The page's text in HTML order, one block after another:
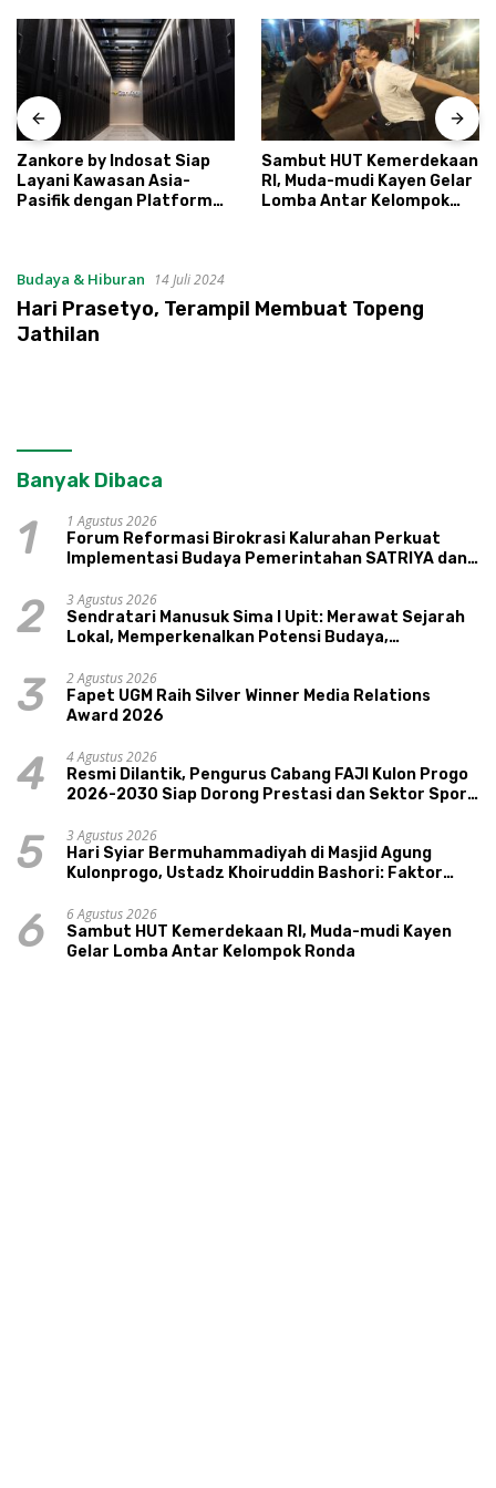
Zankore by Indosat Siap
Layani Kawasan Asia-
Pasifik dengan Platform
Sambut HUT Kemerdekaan
RI, Muda-mudi Kayen Gelar
Lomba Antar Kelompok
Budaya & Hiburan 14 Juli 2024
Hari Prasetyo, Terampil Membuat Topeng
Jathilan
Banyak Dibaca
1
1 Agustus 2026
Forum Reformasi Birokrasi Kalurahan Perkuat
Implementasi Budaya Pemerintahan SATRIYA dan
2
3 Agustus 2026
Sendratari Manusuk Sima I Upit: Merawat Sejarah
Lokal, Memperkenalkan Potensi Budaya,
3
2 Agustus 2026
Fapet UGM Raih Silver Winner Media Relations
Award 2026
4
4 Agustus 2026
Resmi Dilantik, Pengurus Cabang FAJI Kulon Progo
2026-2030 Siap Dorong Prestasi dan Sektor Sport
5
3 Agustus 2026
Hari Syiar Bermuhammadiyah di Masjid Agung
Kulonprogo, Ustadz Khoiruddin Bashori: Faktor
6
6 Agustus 2026
Sambut HUT Kemerdekaan RI, Muda-mudi Kayen
Gelar Lomba Antar Kelompok Ronda